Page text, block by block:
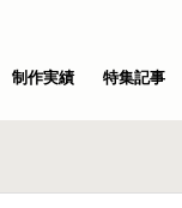
制作実績 特集記事